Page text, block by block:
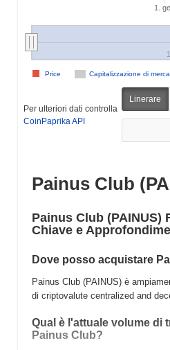
1.
Capitalizzazione di
Price
Per ulteriori dati controlla
CoinPaprika API
Linerare
Painus Club
Painus Club (PAINUS)
Chiave e
Dove posso acquistare
Painus Club (PAINUS) è
di criptovalute centralized and
Qual è l'attuale volume di
Painus Club?